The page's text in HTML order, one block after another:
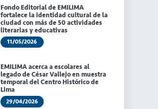
Fondo Editorial de EMILIMA
fortalece la identidad cultural de la
ciudad con más de 50 actividades
literarias y educativas
11/05/2026
EMILIMA acerca a escolares al
legado de César Vallejo en muestra
temporal del Centro Histórico de
Lima
29/04/2026